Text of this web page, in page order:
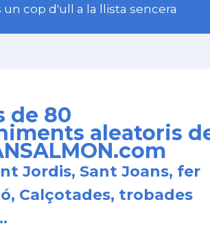
un cop d'ull a la llista sencera
de 80
aleatoris
Jordis, Sant Joans, fer
Calçotades, trobades